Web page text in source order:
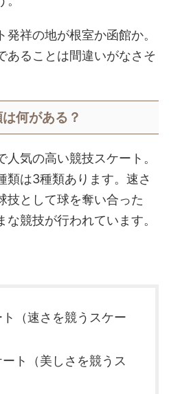
祥の地が根室か函館か。
あることは間違いがなさそ
何がある？
気の高い競技スケート。
類は3種類あります。速さ
技として球を奪い合った
な競技が行われています。
（速さを競うスケー
ト（美しさを競うス